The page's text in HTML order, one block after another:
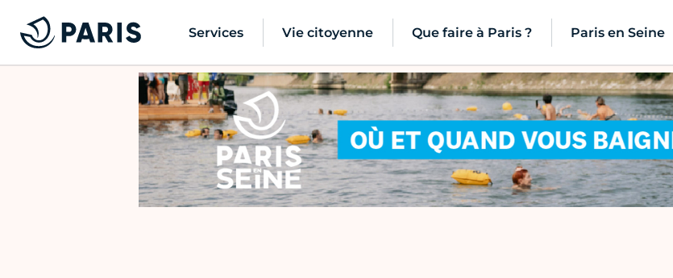
Services Vie citoyenne Que faire à Paris ? Paris en Seine